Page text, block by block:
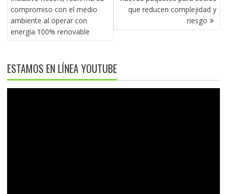
compromiso con el medio
ambiente al operar con
energía 100% renovable
que reducen complejidad y
riesgo
ESTAMOS EN LÍNEA YOUTUBE